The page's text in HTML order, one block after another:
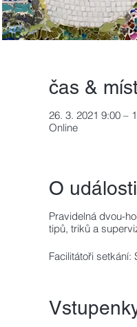
čas &
26. 3. 2021 9:00 –
Online
O události
Pravidelná dvou-
tipů, triků a
Facilitátoři setkání: